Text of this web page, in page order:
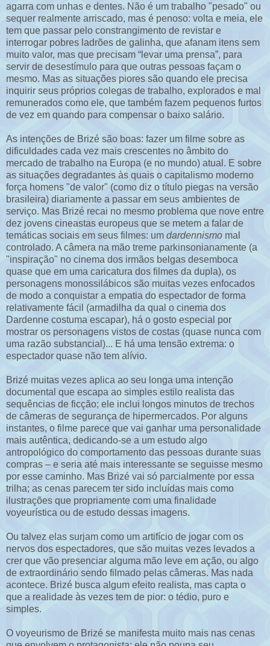
agarra com unhas e dentes. Não é um trabalho "pesado" ou
sequer realmente arriscado, mas é penoso: volta e meia, ele
tem que passar pelo constrangimento de revistar e
interrogar pobres ladrões de galinha, que afanam itens sem
muito valor, mas que precisam “levar uma prensa”, para
servir de desestímulo para que outras pessoas façam o
mesmo. Mas as situações piores são quando ele precisa
inquirir seus próprios colegas de trabalho, explorados e mal
remunerados como ele, que também fazem pequenos furtos
de vez em quando para compensar o baixo salário.
As intenções de Brizé são boas: fazer um filme sobre as
dificuldades cada vez mais crescentes no âmbito do
mercado de trabalho na Europa (e no mundo) atual. E sobre
as situações degradantes às quais o capitalismo moderno
força homens "de valor" (como diz o título piegas na versão
brasileira) diariamente a passar em seus ambientes de
serviço. Mas Brizé recai no mesmo problema que nove entre
dez jovens cineastas europeus que se metem a falar de
temáticas sociais em seus filmes: um dardennismo mal
controlado. A câmera na mão treme parkinsonianamente (a
"inspiração" no cinema dos irmãos belgas desemboca
quase que em uma caricatura dos filmes da dupla), os
personagens monossilábicos são muitas vezes enfocados
de modo a conquistar a empatia do espectador de forma
relativamente fácil (armadilha da qual o cinema dos
Dardenne costuma escapar), há o gosto especial por
mostrar os personagens vistos de costas (quase nunca com
uma razão substancial)... E há uma tensão extrema: o
espectador quase não tem alívio.
Brizé muitas vezes aplica ao seu longa uma intenção
documental que escapa ao simples estilo realista das
sequências de ficção; ele inclui longos minutos de trechos
de câmeras de segurança de hipermercados. Por alguns
instantes, o filme parece que vai ganhar uma personalidade
mais autêntica, dedicando-se a um estudo algo
antropológico do comportamento das pessoas durante suas
compras – e seria até mais interessante se seguisse mesmo
por esse caminho. Mas Brizé vai só parcialmente por essa
trilha; as cenas parecem ter sido incluídas mais como
ilustrações que propriamente com uma finalidade
voyeurística ou de estudo dessas imagens.
Ou talvez elas surjam como um artifício de jogar com os
nervos dos espectadores, que são muitas vezes levados a
crer que vão presenciar alguma mão leve em ação, ou algo
de extraordinário sendo filmado pelas câmeras. Mas nada
acontece. Brizé busca algum efeito realista, mas capta o
que a realidade às vezes tem de pior: o tédio, puro e
simples.
O voyeurismo de Brizé se manifesta muito mais nas cenas